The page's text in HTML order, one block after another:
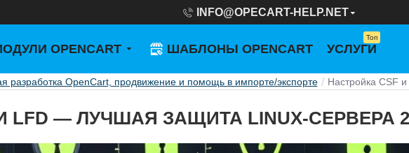
INFO@OPECART-HELP.NET
OPENCART ШАБЛОНЫ OPENCART УСЛУГИ
Топ
разработка OpenCart, продвижение и помощь в импорте/экспорте Настройка CSF
LFD — ЛУЧШАЯ ЗАЩИТА LINUX-СЕРВЕРА